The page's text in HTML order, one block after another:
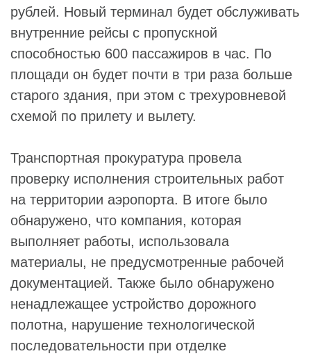
рублей. Новый терминал будет обслуживать
внутренние рейсы с пропускной
способностью 600 пассажиров в час. По
площади он будет почти в три раза больше
старого здания, при этом с трехуровневой
схемой по прилету и вылету.
Транспортная прокуратура провела
проверку исполнения строительных работ
на территории аэропорта. В итоге было
обнаружено, что компания, которая
выполняет работы, использовала
материалы, не предусмотренные рабочей
документацией. Также было обнаружено
ненадлежащее устройство дорожного
полотна, нарушение технологической
последовательности при отделке